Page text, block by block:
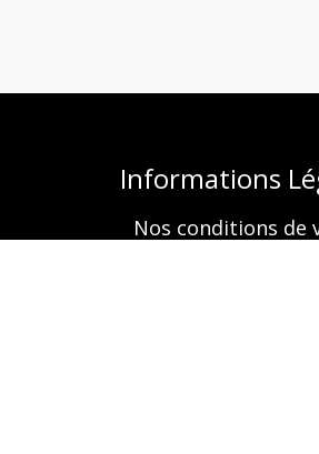
Informations
Nos conditions de